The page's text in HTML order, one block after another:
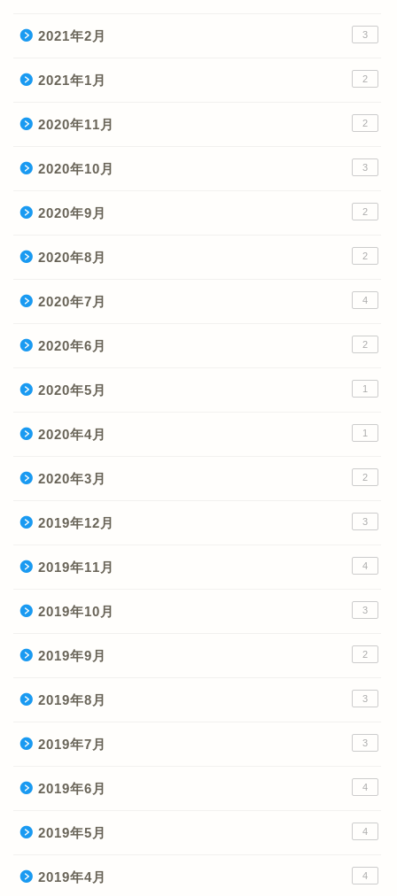
2021年2月 3
2021年1月 2
2020年11月 2
2020年10月 3
2020年9月 2
2020年8月 2
2020年7月 4
2020年6月 2
2020年5月 1
2020年4月 1
2020年3月 2
2019年12月 3
2019年11月 4
2019年10月 3
2019年9月 2
2019年8月 3
2019年7月 3
2019年6月 4
2019年5月 4
2019年4月 4